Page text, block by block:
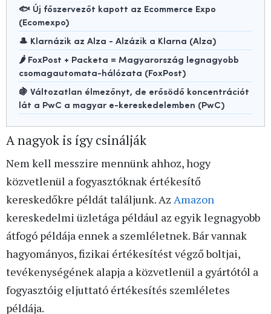
🐟 Új főszervezőt kapott az Ecommerce Expo
(Ecomexpo)
🎩 Klarnázik az Alza - Alzázik a Klarna (Alza)
🌶️ FoxPost + Packeta = Magyarország legnagyobb
csomagautomata-hálózata (FoxPost)
🍇 Változatlan élmezőnyt, de erősödő koncentrációt
lát a PwC a magyar e-kereskedelemben (PwC)
A nagyok is így csinálják
Nem kell messzire mennünk ahhoz, hogy
közvetlenül a fogyasztóknak értékesítő
kereskedőkre példát találjunk. Az Amazon
kereskedelmi üzletága például az egyik legnagyobb
átfogó példája ennek a szemléletnek. Bár vannak
hagyományos, fizikai értékesítést végző boltjai,
tevékenységének alapja a közvetlenül a gyártótól a
fogyasztóig eljuttató értékesítés szemléletes
példája.